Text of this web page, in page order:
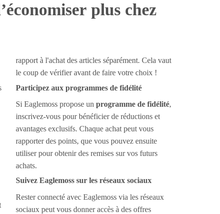
plus chez
rapport à l'achat des articles séparément. Cela vaut
le coup de vérifier avant de faire votre choix !
Participez aux programmes de fidélité
Si Eaglemoss propose un programme de fidélité,
inscrivez-vous pour bénéficier de réductions et
avantages exclusifs. Chaque achat peut vous
rapporter des points, que vous pouvez ensuite
utiliser pour obtenir des remises sur vos futurs
achats.
Suivez Eaglemoss sur les réseaux sociaux
Rester connecté avec Eaglemoss via les réseaux
sociaux peut vous donner accès à des offres